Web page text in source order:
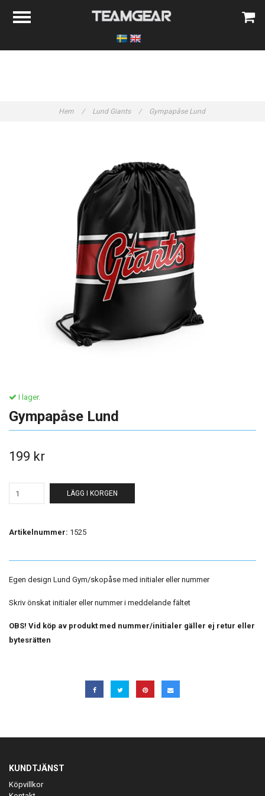
Hem / Lund Giants / Gympapåse Lund
I lager.
Gympapåse Lund
199 kr
LÄGG I KORGEN
Artikelnummer: 1525
Egen design Lund Gym/skopåse med initialer eller nummer
Skriv önskat initialer eller nummer i meddelande fältet
OBS! Vid köp av produkt med nummer/initialer gäller ej retur eller
bytesrätten
KUNDTJÄNST
Köpvillkor